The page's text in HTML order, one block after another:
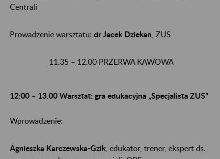
Centrali
Prowadzenie warsztatu: dr Jacek Dziekan , ZUS
11.35 – 12.00 PRZERWA KAWOWA
12:00 – 13.00 Warsztat: gra edukacyjna „Specjalista ZUS”
Wprowadzenie:
Agnieszka Karczewska-Gzik , edukator, trener, ekspert ds.